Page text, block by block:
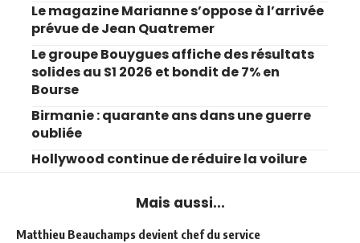
Le magazine Marianne s’oppose à l’arrivée
prévue de Jean Quatremer
Le groupe Bouygues affiche des résultats
solides au S1 2026 et bondit de 7% en
Bourse
Birmanie : quarante ans dans une guerre
oubliée
Hollywood continue de réduire la voilure
Mais aussi...
Matthieu Beauchamps devient chef du service